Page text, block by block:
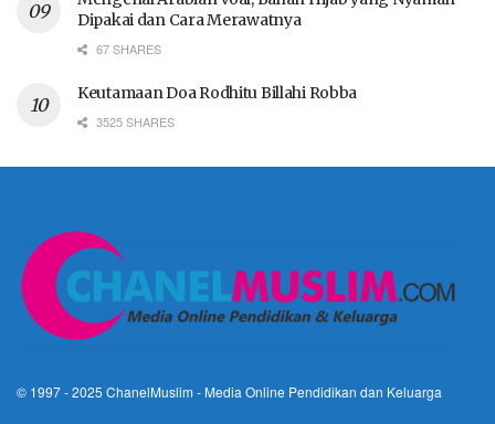
Dipakai dan Cara Merawatnya
67 SHARES
Keutamaan Doa Rodhitu Billahi Robba
3525 SHARES
© 1997 - 2025 ChanelMuslim - Media Online Pendidikan dan Keluarga